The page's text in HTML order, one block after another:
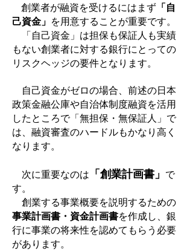
創業者が融資を受けるにはまず 「自
己資金」 を用意することが重要です。
「自己資金」は担保も保証人も実績
もない創業者に対する銀行にとっての
リスクヘッジの要件となります。
自己資金がゼロの場合、前述の日本
政策金融公庫や自治体制度融資を活用
したところで「無担保・無保証人」で
は、融資審査のハードルもかなり高く
なります。
次に重要なのは 「創業計画書」 で
す。
創業する事業概要を説明するための
事業計画書・資金計画書を作成し、銀
行に事業の将来性を認めてもらう必要
があります。